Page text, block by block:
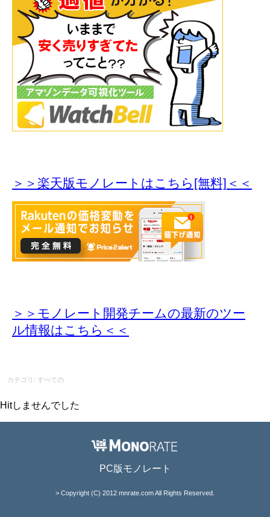
＞＞楽天版モノレートはこちら[無料]＜＜
＞＞モノレート開発チームの最新のツー
ル情報はこちら＜＜
カテゴリ: すべての
Hitしませんでした
PC版モノレート
> Copyright (C) 2012 mnrate.com All Rights Reserved.